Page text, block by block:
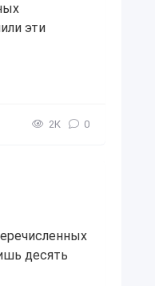
эти
2К 0
десять